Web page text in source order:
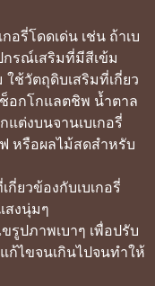
อรี่โดดเด่น เช่น ถ้าเบ
รณ์เสริมที่มีสีเข้ม
ช้วัตถุดิบเสริมที่เกี่ยว
อกโกแลตชิพ น้ำตาล
ต่งบนจานเบเกอรี่
หรือผลไม้สดสำหรับ
ยวข้องกับเบเกอรี่
สงนุ่มๆ
รูปภาพเบาๆ เพื่อปรับ
ก้ไขจนเกินไปจนทำให้